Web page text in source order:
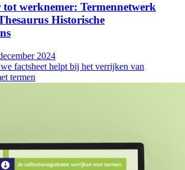
werknemer: Termennetwerk
Historische
2024
factsheet helpt bij het verrijken van
termen